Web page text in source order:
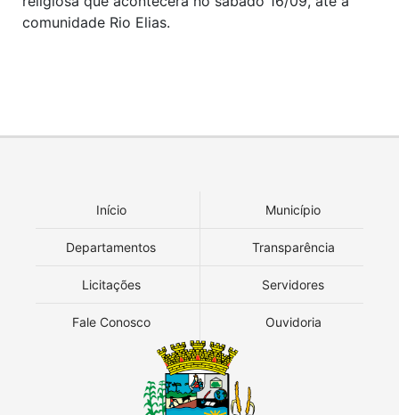
comunidade Rio Elias.
Início Município
Departamentos Transparência
Licitações Servidores
Fale Conosco Ouvidoria